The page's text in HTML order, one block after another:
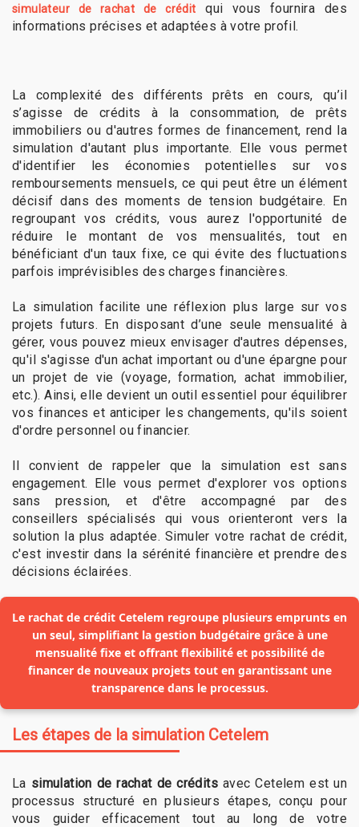
simulateur de rachat de crédit
qui vous fournira des
informations précises et adaptées à votre profil.
La complexité des différents prêts en cours, qu’il
s’agisse de crédits à la consommation, de prêts
immobiliers ou d'autres formes de financement, rend la
simulation d'autant plus importante. Elle vous permet
d'identifier les économies potentielles sur vos
remboursements mensuels, ce qui peut être un élément
décisif dans des moments de tension budgétaire. En
regroupant vos crédits, vous aurez l'opportunité de
réduire le montant de vos mensualités, tout en
bénéficiant d'un taux fixe, ce qui évite des fluctuations
parfois imprévisibles des charges financières.
La simulation facilite une réflexion plus large sur vos
projets futurs. En disposant d’une seule mensualité à
gérer, vous pouvez mieux envisager d'autres dépenses,
qu'il s'agisse d'un achat important ou d'une épargne pour
un projet de vie (voyage, formation, achat immobilier,
etc.). Ainsi, elle devient un outil essentiel pour équilibrer
vos finances et anticiper les changements, qu'ils soient
d'ordre personnel ou financier.
Il convient de rappeler que la simulation est sans
engagement. Elle vous permet d'explorer vos options
sans pression, et d'être accompagné par des
conseillers spécialisés qui vous orienteront vers la
solution la plus adaptée. Simuler votre rachat de crédit,
c'est investir dans la sérénité financière et prendre des
décisions éclairées.
Le rachat de crédit Cetelem regroupe plusieurs emprunts en
un seul, simplifiant la gestion budgétaire grâce à une
mensualité fixe et offrant flexibilité et possibilité de
financer de nouveaux projets tout en garantissant une
transparence dans le processus.
Les étapes de la simulation Cetelem
La simulation de rachat de crédits avec Cetelem est un
processus structuré en plusieurs étapes, conçu pour
vous guider efficacement tout au long de votre